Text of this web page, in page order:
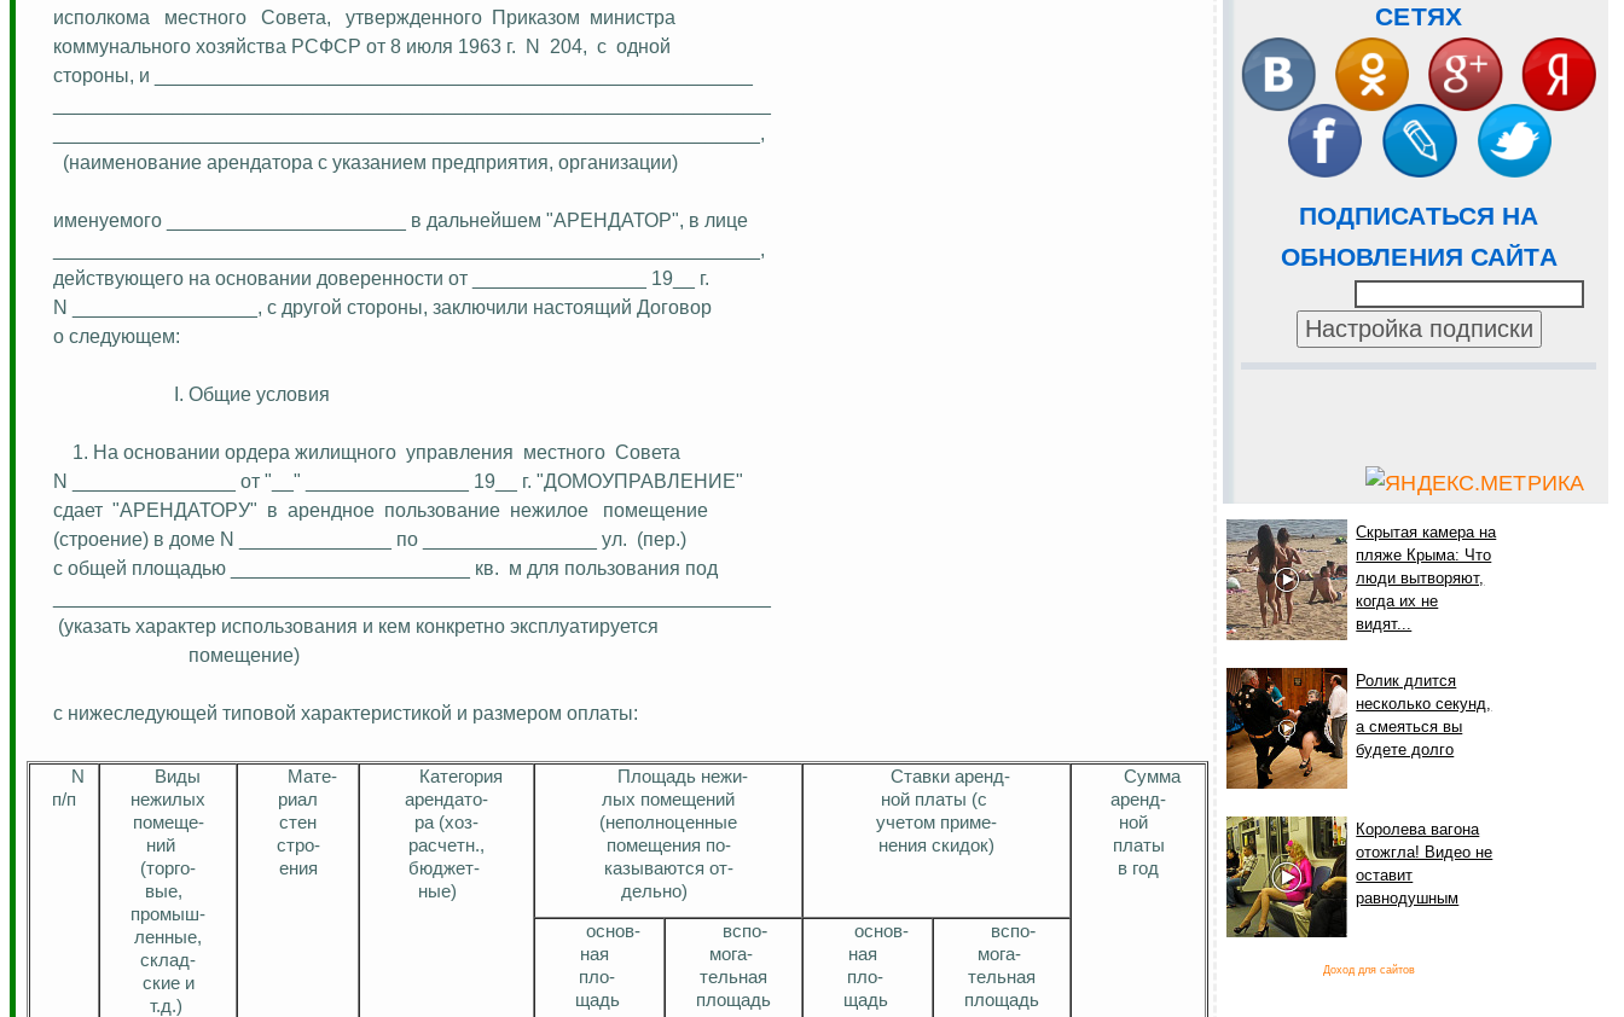
СЕТЯХ
ПОДПИСАТЬСЯ НА
ОБНОВЛЕНИЯ САЙТА
Скрытая камера на
пляже Крыма: Что
люди вытворяют,
когда их не
видят...
Ролик длится
несколько секунд,
а смеяться вы
будете долго
Королева вагона
отожгла! Видео не
оставит
равнодушным
Доход для сайтов
исполкома
местного Совета, утвержденного Приказом министра
коммунального хозяйства РСФСР от 8 июля 1963 г.
N 204, с одной
стороны, и _______________________________________________________
(наименование арендатора с указанием предприятия, организации)
именуемого ______________________ в дальнейшем "АРЕНДАТОР", в лице
действующего на основании доверенности от ________________ 19__ г.
N _________________, с другой стороны, заключили настоящий Договор
о следующем:
I. Общие условия
1. На основании ордера жилищного управления местного Совета
N _______________ от "__" _______________ 19__ г. "ДОМОУПРАВЛЕНИЕ"
сдает "АРЕНДАТОРУ" в арендное пользование нежилое
помещение
(строение) в доме N ______________ по ________________ ул.
(пер.)
с общей площадью ______________________ кв.
м для пользования под
(указать характер использования и кем конкретно эксплуатируется
помещение)
с нижеследующей типовой характеристикой и размером оплаты:
N
п/п
Виды
нежилых
помеще-
ний
(торго-
вые,
промыш-
ленные,
склад-
скиеи
т.д.)
Мате-
риал
стен
стро-
ения
Категория
арендато-
ра (хоз-
расчетн.,
бюджет-
ные)
Площадь нежи-
лых помещений
(неполноценные
помещения по-
казываются от-
дельно)
Ставки аренд-
ной платы (с
учетом приме-
нения скидок)
Сумма
аренд-
ной
платы
в год
основ-
ная
пло-
щадь
вспо-
мога-
тельная
площадь
основ-
ная
пло-
щадь
вспо-
мога-
тельная
площадь